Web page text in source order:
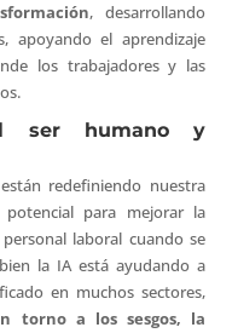
, desarrollando
apoyando el aprendizaje
los trabajadores y las
ser humano y
redefiniendo nuestra
para mejorar la
laboral cuando se
la IA está ayudando a
en muchos sectores,
torno a los sesgos, la